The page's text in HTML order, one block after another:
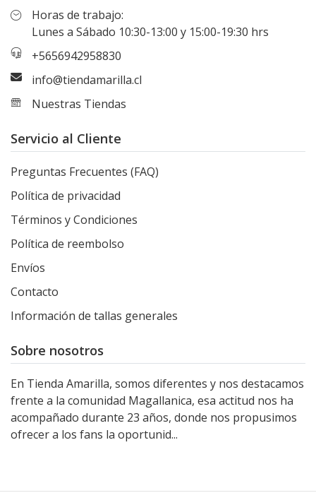
Horas de trabajo:
Lunes a Sábado 10:30-13:00 y 15:00-19:30 hrs
+5656942958830
info@tiendamarilla.cl
Nuestras Tiendas
Servicio al Cliente
Preguntas Frecuentes (FAQ)
Política de privacidad
Términos y Condiciones
Política de reembolso
Envíos
Contacto
Información de tallas generales
Sobre nosotros
En Tienda Amarilla, somos diferentes y nos destacamos
frente a la comunidad Magallanica, esa actitud nos ha
acompañado durante 23 años, donde nos propusimos
ofrecer a los fans la oportunid...